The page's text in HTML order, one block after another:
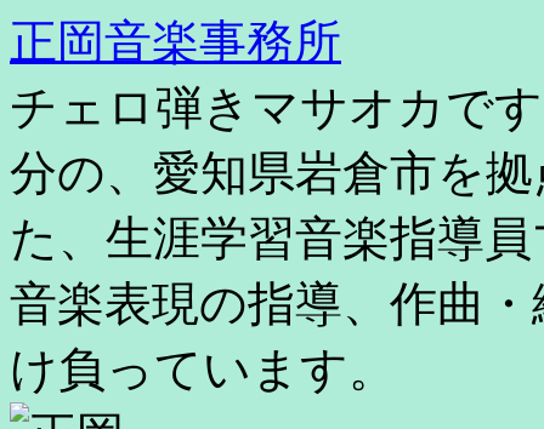
コ
テ
ン
ツ
へ
ス
キ
ッ
プ
正岡音楽事務所
チェロ弾きマサオカで
分の、愛知県岩倉市を
た、生涯学習音楽指導
音楽表現の指導、作曲
け負っています。